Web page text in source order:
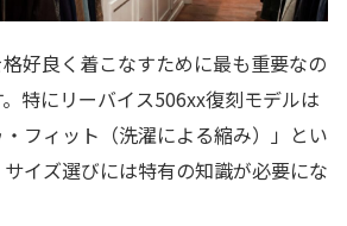
好良く着こなすために最も重要なの
特にリーバイス506xx復刻モデルは
・フィット（洗濯による縮み）」とい
イズ選びには特有の知識が必要にな